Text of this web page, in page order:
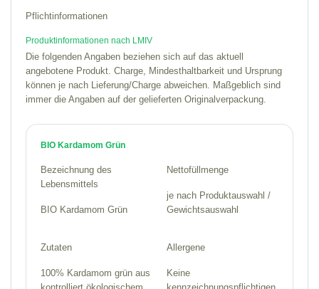
Pflichtinformationen
Produktinformationen nach LMIV
Die folgenden Angaben beziehen sich auf das aktuell
angebotene Produkt. Charge, Mindesthaltbarkeit und Ursprung
können je nach Lieferung/Charge abweichen. Maßgeblich sind
immer die Angaben auf der gelieferten Originalverpackung.
BIO Kardamom Grün
Bezeichnung des
Lebensmittels
BIO Kardamom Grün
Nettofüllmenge
je nach Produktauswahl /
Gewichtsauswahl
Zutaten
100% Kardamom grün aus
Allergene
Keine